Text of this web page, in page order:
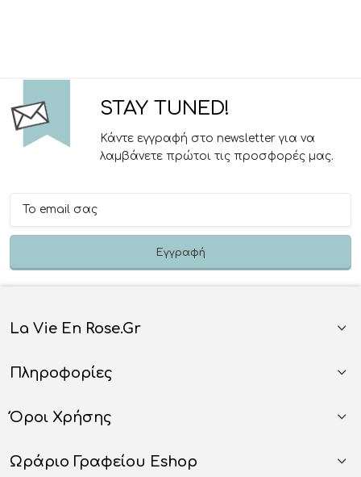
STAY TUNED!
Κάντε εγγραφή στο newsletter για να
λαμβάνετε πρώτοι τις προσφορές μας.
La Vie En Rose.gr
Πληροφορίες
Όροι Χρήσης
Ωράριο Γραφείου Eshop